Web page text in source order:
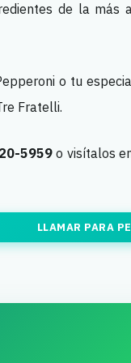
de la más
o tu
Fratelli.
5959o visítalos
LLAMAR PARA